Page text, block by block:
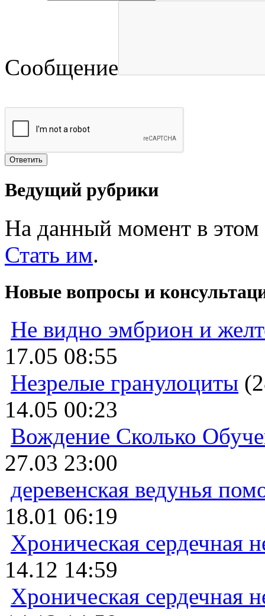
Сообщение
Ведущий рубрики
На данный момент в этом
Стать им.
Новые вопросы и
Не видно эмбрион и
17.05 08:55
Незрелые гранулоциты
14.05 00:23
Вождение Сколько
27.03 23:00
деревенская ведунья
18.01 06:19
Хроническая сердечная
14.12 14:59
Хроническая сердечная